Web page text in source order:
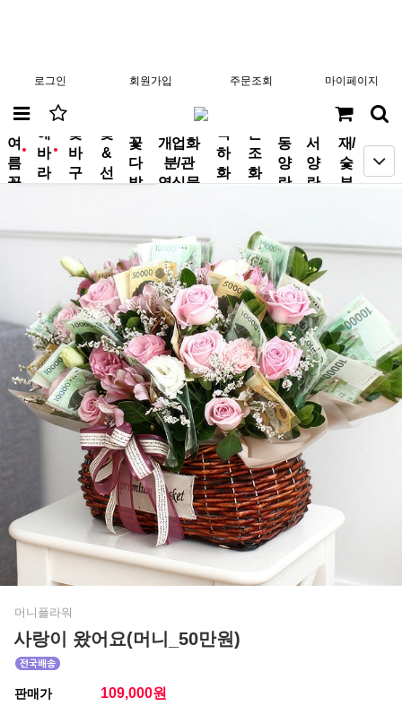
로그인 회원가입 주문조회 마이페이지
new
여
름
꽃
new
해
바
라
꽃
바
구
꽃
&
선
꽃
다
발
개업화
분/관
엽식물
축
하
화
근
조
화
동
양
란
서
양
란
분
재/
숯
부
머니플라워
사랑이 왔어요(머니_50만원)
판매가 109,000원